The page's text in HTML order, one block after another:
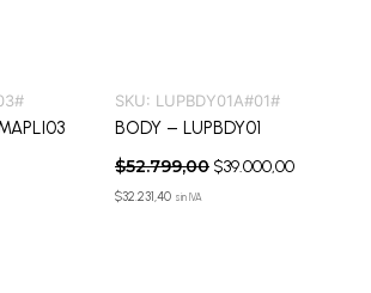
SKU: LUPBDY01A#01#
BODY – LUPBDY01
$52.799,00 $39.000,00
$32.231,40 sin IVA